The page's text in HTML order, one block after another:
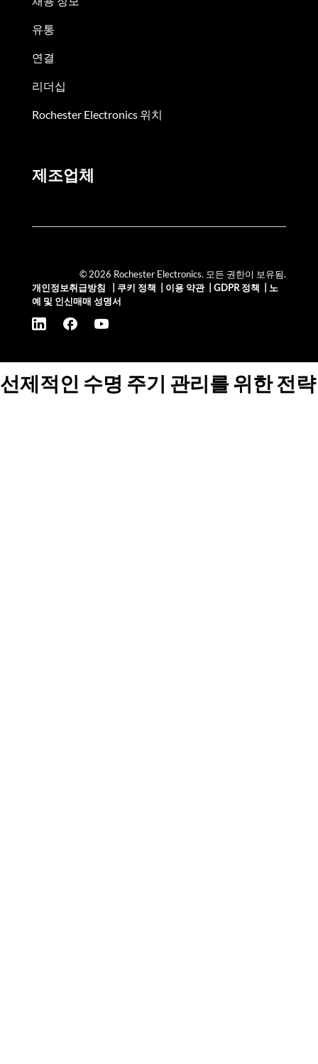
유통
연결
리더십
Rochester Electronics 위치
제조업체
© 2026 Rochester Electronics. 모든 권한이 보유됨.
개인정보취급방침
쿠키 정책 이용 약관| GDPR 정책
노
예 및 인신매매 성명서
선제적인 수명 주기 관리를 위한 전략